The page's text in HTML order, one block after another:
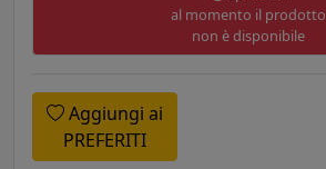
al momento il prodotto
non è disponibile
Aggiungi ai
PREFERITI